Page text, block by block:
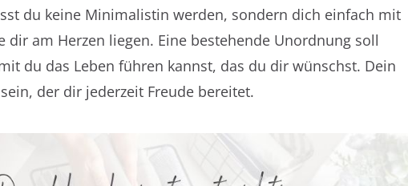
du keine Minimalistin werden, sondern dich einfach mit
dir am Herzen liegen. Eine bestehende Unordnung soll
du das Leben führen kannst, das du dir wünschst. Dein
der dir jederzeit Freude bereitet.